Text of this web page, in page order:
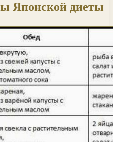
Японской диеты